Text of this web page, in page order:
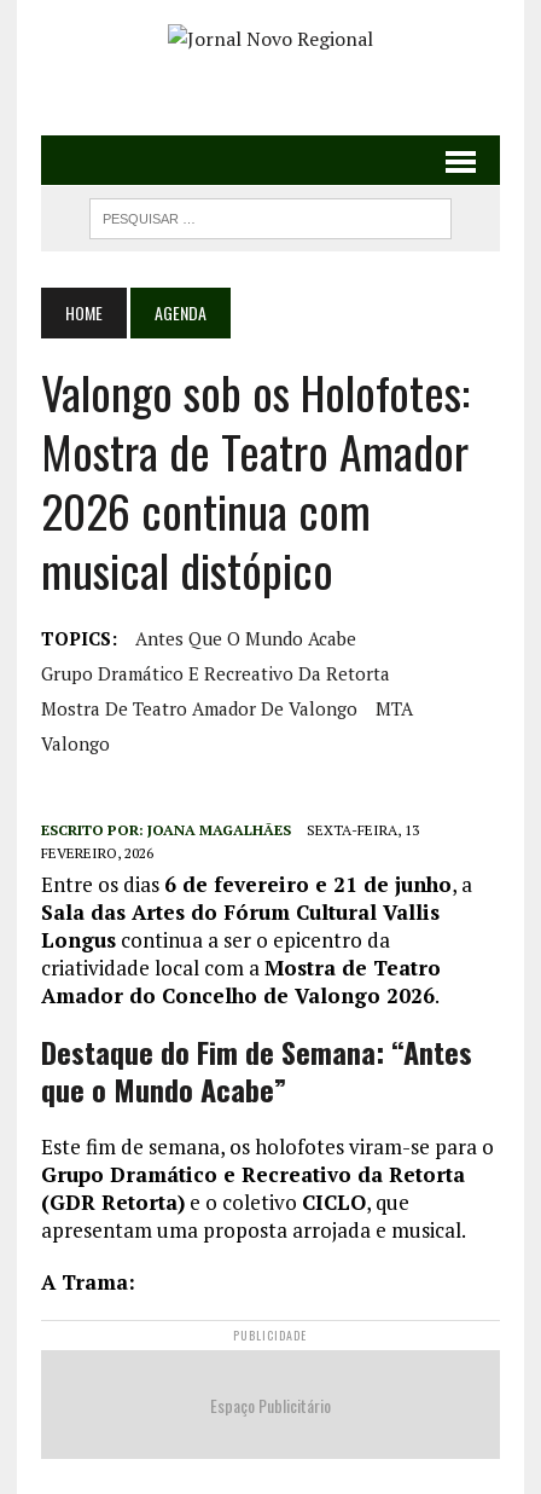
HOME AGENDA
Valongo sob os Holofotes:
Mostra de Teatro Amador
2026 continua com
musical distópico
TOPICS:
Antes Que O Mundo Acabe
Grupo Dramático E Recreativo Da Retorta
Mostra De Teatro Amador De Valongo
MTA
Valongo
ESCRITO POR: JOANA MAGALHÃES
SEXTA-FEIRA, 13
FEVEREIRO, 2026
Entre os dias 6 de fevereiro e 21 de junho, a
Sala das Artes do Fórum Cultural Vallis
Longuscontinua a ser o epicentro da
criatividade local com aMostra de Teatro
Amador do Concelho de Valongo 2026.
Destaque do Fim de Semana: “Antes
que o Mundo Acabe”
Este fim de semana, os holofotes viram-se para o
Grupo Dramático e Recreativo da Retorta
(GDR Retorta)e o coletivo CICLO, que
apresentam uma proposta arrojada e musical.
A Trama:
PUBLICIDADE
Espaço Publicitário